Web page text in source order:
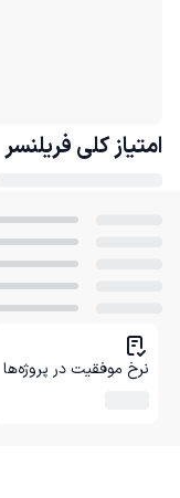
امتیاز کلی فریلنسر
نرخ موفقیت در پروژه‌ها